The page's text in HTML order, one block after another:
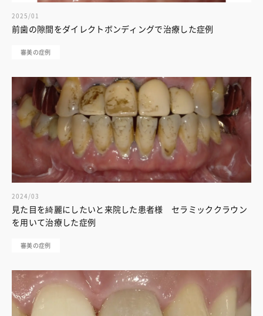
2025/01
前歯の隙間をダイレクトボンディングで治療した症例
審美の症例
2024/03
見た目を綺麗にしたいと来院した患者様 セラミッククラウン
を用いて治療した症例
審美の症例